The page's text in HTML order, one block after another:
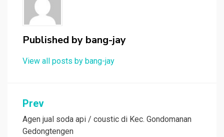
Published by bang-jay
View all posts by bang-jay
Post
navigation
Prev
Agen jual soda api / coustic di Kec. Gondomanan
Gedongtengen